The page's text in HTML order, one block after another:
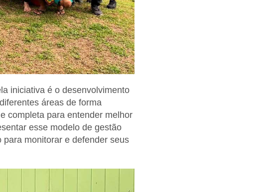
iniciativa é o desenvolvimento
áreas de forma
completa para entender melhor
esse modelo de gestão
monitorar e defender seus